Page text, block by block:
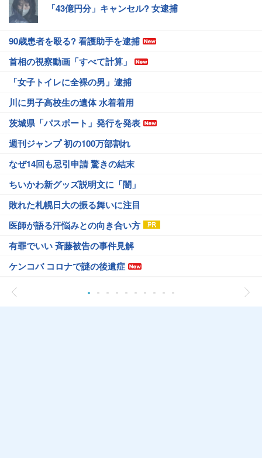
「43億円分」キャンセル? 女逮捕
90歳患者を殴る? 看護助手を逮捕
首相の視察動画「すべて計算」
「女子トイレに全裸の男」逮捕
川に男子高校生の遺体 水着着用
茨城県「パスポート」発行を発表
週刊ジャンプ 初の100万部割れ
なぜ14回も忌引申請 驚きの結末
ちいかわ新グッズ説明文に「闇」
敗れた札幌日大の振る舞いに注目
医師が語る汗悩みとの向き合い方
有罪でいい 斉藤被告の事件見解
ケンコバ コロナで謎の後遺症